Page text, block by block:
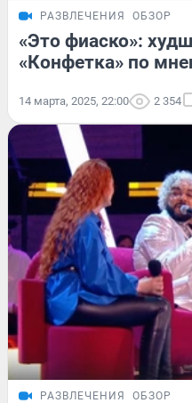
РАЗВЛЕЧЕНИЯ ОБЗОР
«Это фиаско»:
«Конфетка» по
14 марта, 2025, 22:00 2 354
РАЗВЛЕЧЕНИЯ ОБЗОР